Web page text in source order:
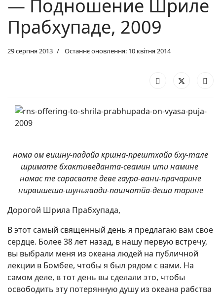
— Подношение Шриле
Прабхупаде, 2009
29 серпня 2013 Останнє оновлення: 10 квітня 2014
нама ом вишну-падайа кршна-прештхайа бху-тале
шримате бхактиведанта-свамин ити намине
намас те сарасвате деве гаура-вани-прачарине
нирвишеша-шуньявади-пашчатйа-деша тарине
Дорогой Шрила Прабхупада,
В этот самый священный день я предлагаю вам свое
сердце. Более 38 лет назад, в нашу первую встречу,
вы выбрали меня из океана людей на публичной
лекции в Бомбее, чтобы я был рядом с вами. На
самом деле, в тот день вы сделали это, чтобы
освободить эту потерянную душу из океана рабства